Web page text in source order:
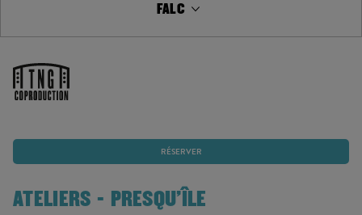
FALC
RÉSERVER
ATELIERS - PRESQU'ÎLE